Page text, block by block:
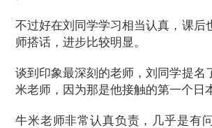
不过好在刘同学学习相当认真，课后
师搭话，进步比较明显。
谈到印象最深刻的老师，刘同学提名
米老师，因为那是他接触的第一个日
牛米老师非常认真负责，几乎是有